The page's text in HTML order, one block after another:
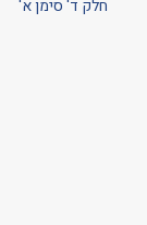
חלק ד' סימן א'